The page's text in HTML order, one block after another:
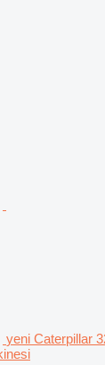
yeni Caterpillar